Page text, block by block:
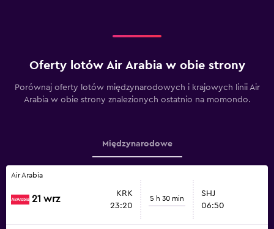
Oferty lotów Air Arabia w obie strony
Porównaj oferty lotów międzynarodowych i krajowych linii Air
Arabia w obie strony znalezionych ostatnio na momondo.
Międzynarodowe
Air Arabia
21 wrz
KRK
23:20
5 h 30 min
SHJ
06:50